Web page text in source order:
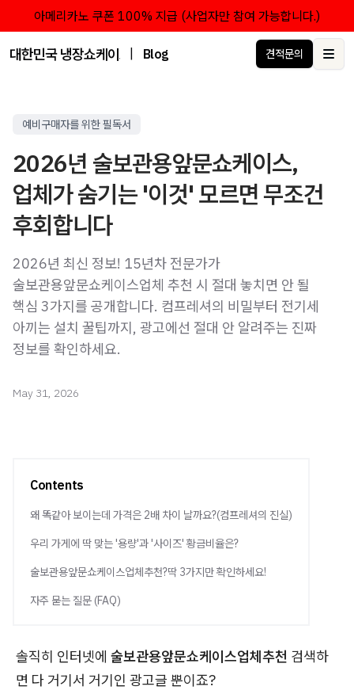
아메리카노 쿠폰 100% 지급 (사업자만 참여 가능합니다.)
대한민국 냉장쇼케이스 점유율 1위 브랜드 한성쇼케이스
Blog 견적문의
예비구매자를 위한 필독서
2026년 술보관용앞문쇼케이스,
업체가 숨기는 '이것' 모르면 무조건
후회합니다
2026년 최신 정보! 15년차 전문가가
술보관용앞문쇼케이스업체 추천 시 절대 놓치면 안 될
핵심 3가지를 공개합니다. 컴프레셔의 비밀부터 전기세
아끼는 설치 꿀팁까지, 광고에선 절대 안 알려주는 진짜
정보를 확인하세요.
May 31, 2026
Contents
왜 똑같아 보이는데 가격은 2배 차이 날까요?(컴프레셔의 진실)
우리 가게에 딱 맞는 '용량'과 '사이즈' 황금비율은?
술보관용앞문쇼케이스업체추천?딱 3가지만 확인하세요!
자주 묻는 질문 (FAQ)
솔직히 인터넷에 술보관용앞문쇼케이스업체추천 검색하
면 다 거기서 거기인 광고글 뿐이죠?